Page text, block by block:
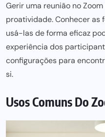
Gerir uma reunião no
proatividade. Conhecer as
usá-las de forma eficaz
experiência dos
configurações para
si.
Usos Comuns Do